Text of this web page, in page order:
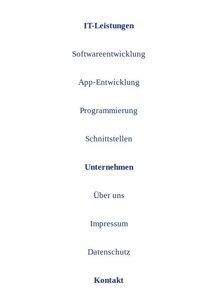
IT-Leistungen
Softwareentwicklung
App-Entwicklung
Programmierung
Schnittstellen
Unternehmen
Über uns
Impressum
Datenschutz
Kontakt